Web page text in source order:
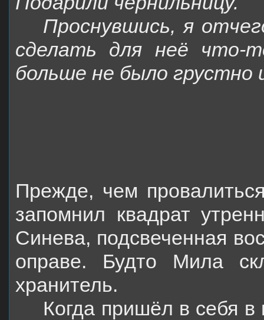
Проснувшись, я
сделать для неё что-
больше не было грустно
Прежде, чем
запомнил квадрат
Синева, подсвеченная
оправе. Будто Мила
хранитель.
Когда пришёл в себя в